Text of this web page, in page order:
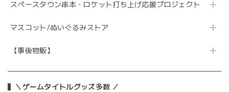
スペースタウン串本・ロケット打ち上げ応援プロジェクト
マスコット/ぬいぐるみストア
【事後物販】
＼ゲームタイトルグッズ多数 ／